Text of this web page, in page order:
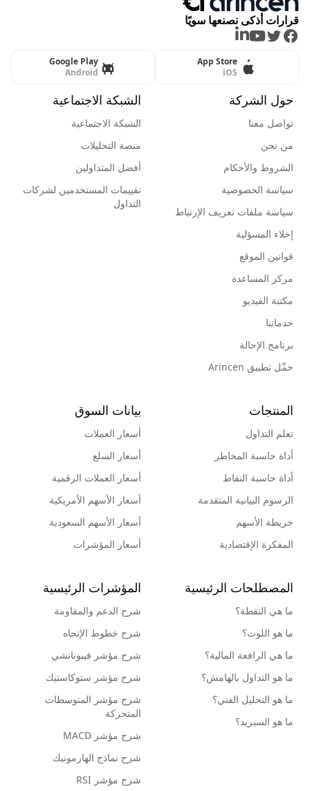
قرارات أذكى نصنعها سويًا
Facebook
Twitter
Youtube
LinkedIn
App Store
iOS
Google Play
Android
حول الشركة
تواصل معنا
من نحن
الشروط والأحكام
سياسة الخصوصية
سياسة ملفات تعريف الإرتباط
إخلاء المسؤلية
قوانين الموقع
مركز المساعدة
مكتبة الفيديو
خدماتنا
برنامج الإحالة
حمِّل تطبيق Arincen
الشبكة الاجتماعية
الشبكة الاجتماعية
منصة التحليلات
أفضل المتداولين
تقييمات المستخدمين لشركات
التداول
المنتجات
تعلم التداول
أداة حاسبة المخاطر
أداة حاسبة النقاط
الرسوم البيانية المتقدمة
خريطة الأسهم
المفكرة الإقتصادية
بيانات السوق
أسعار العملات
أسعار السلع
أسعار العملات الرقمية
أسعار الأسهم الأمريكية
أسعار الأسهم السعودية
أسعار المؤشرات
المصطلحات الرئيسية
ما هي النقطة؟
ما هو اللوت؟
ما هي الرافعة المالية؟
ما هو التداول بالهامش؟
ما هو التحليل الفني؟
ما هو السبريد؟
المؤشرات الرئيسية
شرح الدعم والمقاومة
شرح خطوط الإتجاه
شرح مؤشر فيبوناتشي
شرح مؤشر ستوكاستيك
شرح مؤشر المتوسطات
المتحركة
شرح مؤشر MACD
شرح نماذج الهارمونيك
شرح مؤشر RSI